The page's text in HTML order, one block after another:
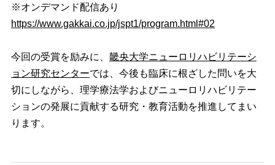
※オンデマンド配信あり
https://www.gakkai.co.jp/jspt1/program.html#02
今回の受賞を励みに、 畿央大学ニューロリハビリテーシ
ョン研究センターでは、今後も臨床に根ざした問いを大
切にしながら、理学療法学およびニューロリハビリテー
ションの発展に貢献する研究・教育活動を推進してまい
ります。